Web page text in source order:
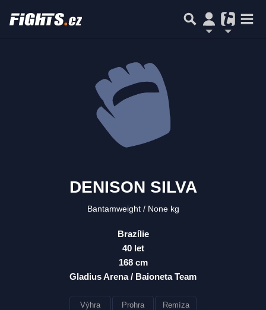
DENISON SILVA
Bantamweight None kg
Brazílie
40 let
168 cm
Gladius Arena / Baioneta Team
Výhra Prohra Remíza